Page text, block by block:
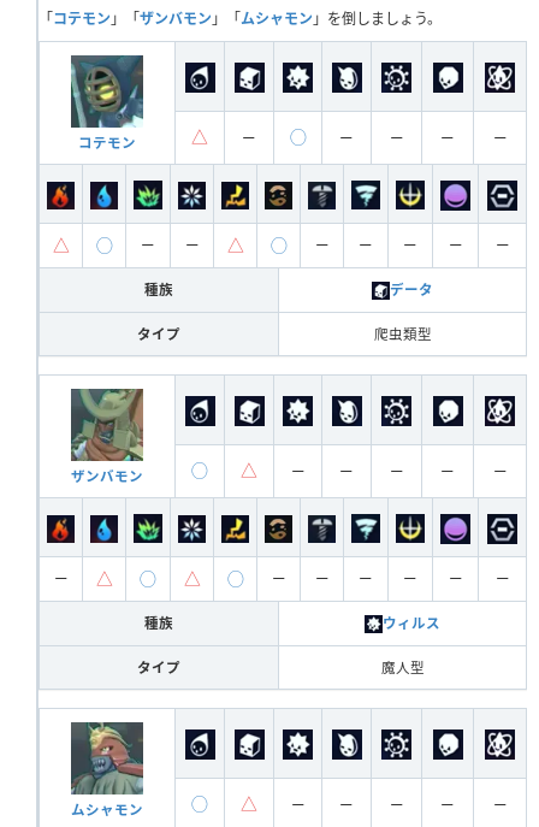
「コテモン 」「ザンバモン 」「ムシャモン 」を倒しましょう。
コテモン △ ー ◯ ー ー ー ー
△ ◯ ー ー △ ◯ ー ー ー ー ー
種族 データ
タイプ 爬虫類型
ザンバモン ◯ △ ー ー ー ー ー
ー △ ◯ △ ◯ ー ー ー ー ー ー
種族 ウィルス
タイプ 魔人型
ムシャモン ◯ △ ー ー ー ー ー